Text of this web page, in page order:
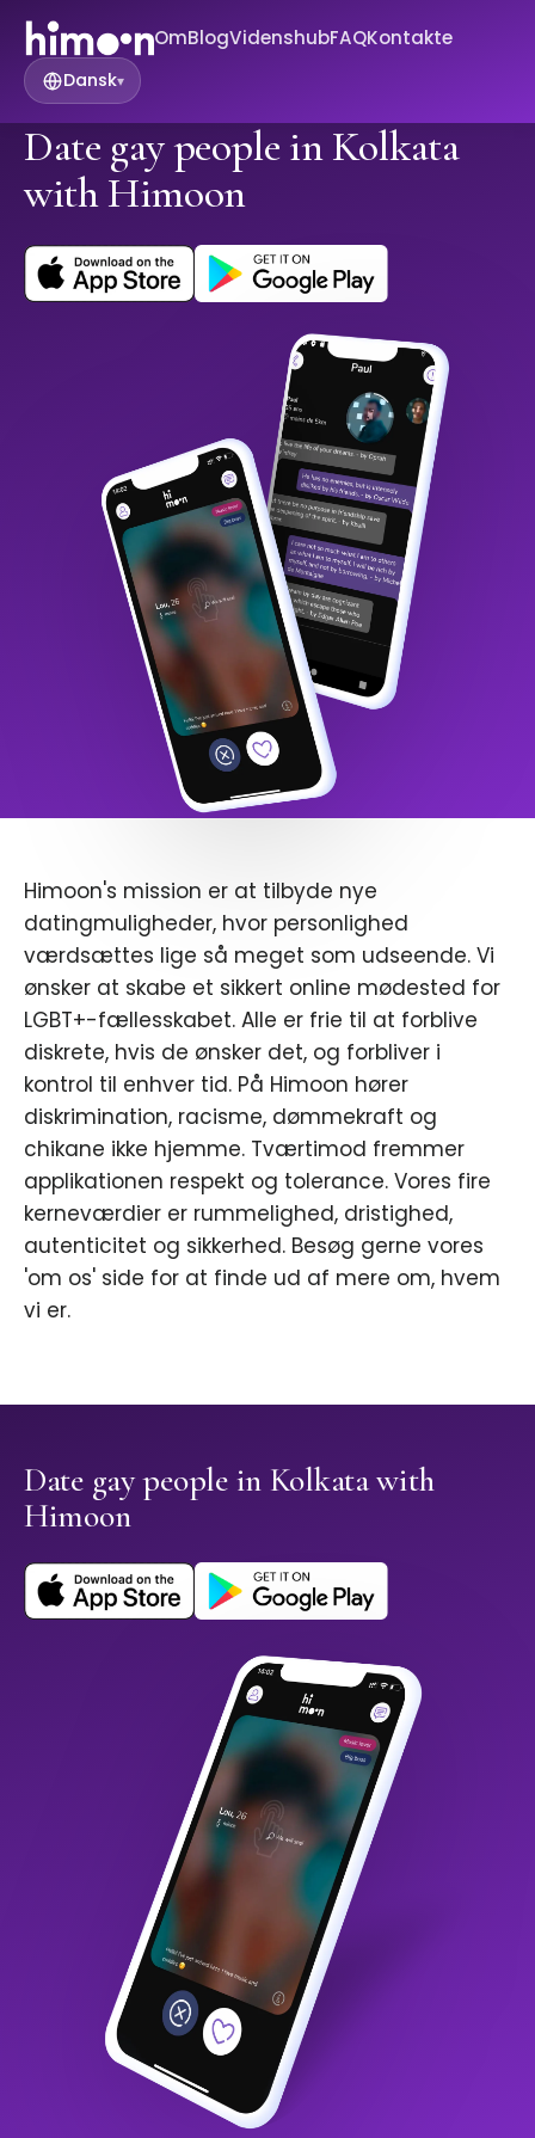
OmBlogVidenshubFAQKontakte
Dansk▾
Date gay people in Kolkata
with Himoon
Himoon's mission er at tilbyde nye
datingmuligheder, hvor personlighed
værdsættes lige så meget som udseende. Vi
ønsker at skabe et sikkert online mødested for
LGBT+-fællesskabet. Alle er frie til at forblive
diskrete, hvis de ønsker det, og forbliver i
kontrol til enhver tid. På Himoon hører
diskrimination, racisme, dømmekraft og
chikane ikke hjemme. Tværtimod fremmer
applikationen respekt og tolerance. Vores fire
kerneværdier er rummelighed, dristighed,
autenticitet og sikkerhed. Besøg gerne vores
'om os' side for at finde ud af mere om, hvem
vi er.
Date gay people in Kolkata with
Himoon